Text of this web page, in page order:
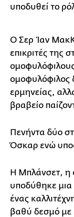
υποδυθεί το
Ο Σερ Ίαν
επικριτές της
ομοφυλόφιλος
ερμηνείας,
βραβείο
Πενήντα δύο
Όσκαρ ενώ
Η Μπλάνσετ, η
υποδύθηκε μια
ένας
βαθύ δεσμό με